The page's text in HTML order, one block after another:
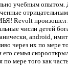
учебным опытом.
произошел
числи детей
android,
через их по мере
семья
мере того как